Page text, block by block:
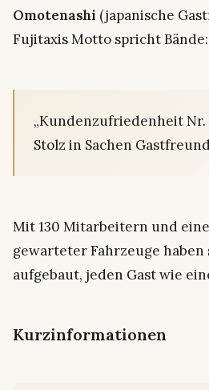
Omotenashi (japanische
Fujitaxis Motto spricht Bände:
„Kundenzufriedenheit
Stolz in Sachen
Mit 130 Mitarbeitern und
gewarteter Fahrzeuge
aufgebaut, jeden Gast wie
Kurzinformationen